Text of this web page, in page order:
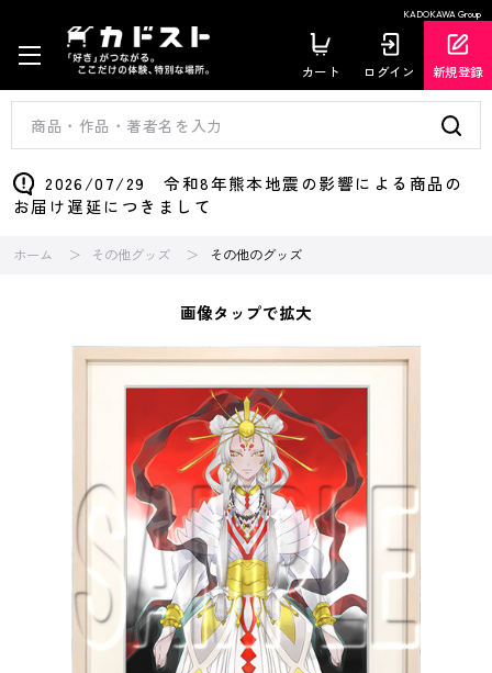
KADOKAWA Group
カート ログイン 新規登録
2026/07/29 令和8年熊本地震の影響による商品の
お届け遅延につきまして
ホーム その他グッズ その他のグッズ
画像タップで拡大